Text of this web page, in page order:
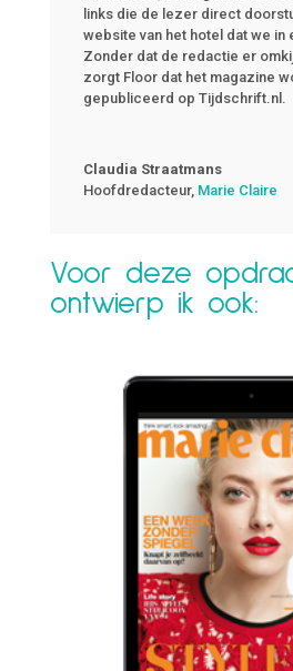
links die de lezer direct
website van het hotel dat we in
Zonder dat de redactie er
zorgt Floor dat het magazine
gepubliceerd op Tijdschrift.nl.
Claudia Straatmans
Hoofdredacteur, Marie Claire
Voor deze
ontwierp ik ook: